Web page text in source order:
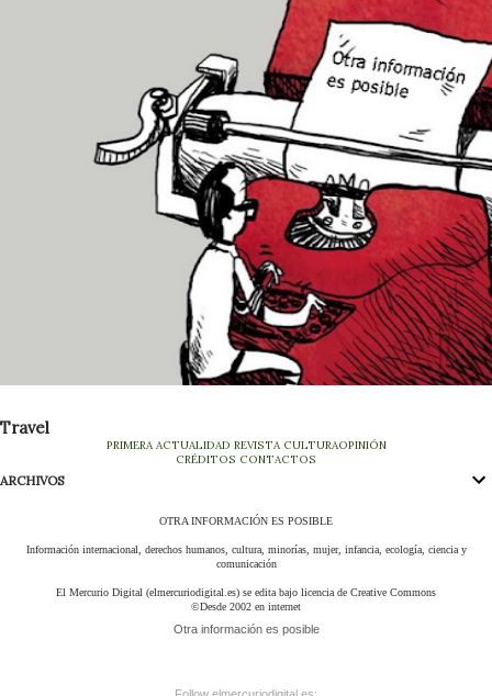
Travel
PRIMERA ACTUALIDAD REVISTA CULTURAOPINIÓN
CRÉDITOS CONTACTOS
ARCHIVOS
OTRA INFORMACIÓN ES POSIBLE
Información internacional, derechos humanos, cultura, minorías, mujer, infancia, ecología, ciencia y
comunicación
El Mercurio Digital (elmercuriodigital.es) se edita bajo licencia de Creative Commons
©Desde 2002 en internet
Otra información es posible